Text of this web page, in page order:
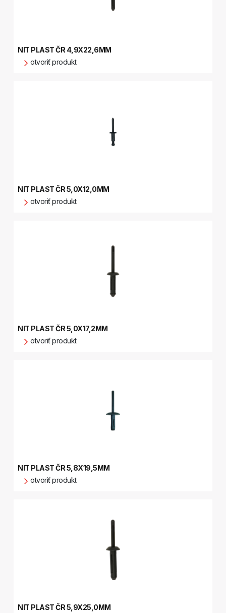
NIT PLAST ČR 4,9X22,6MM
otvoriť produkt
NIT PLAST ČR 5,0X12,0MM
otvoriť produkt
NIT PLAST ČR 5,0X17,2MM
otvoriť produkt
NIT PLAST ČR 5,8X19,5MM
otvoriť produkt
NIT PLAST ČR 5,9X25,0MM